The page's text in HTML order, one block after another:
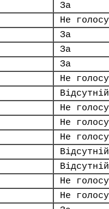
За
Не
За
За
За
Не
Відсутній
Не
Не
Не
Відсутній
Відсутній
Не
Не